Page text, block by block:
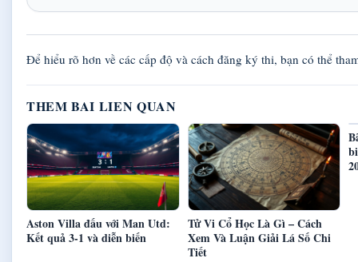
Để hiểu rõ hơn về các cấp độ và cách đăng ký thi, bạn có thể
THEM BAI LIEN QUAN
Aston Villa đấu với Man Utd:
Kết quả 3-1 và diễn biến
Tử Vi Cổ Học Là Gì – Cách
Xem Và Luận Giải Lá Số Chi
Tiết